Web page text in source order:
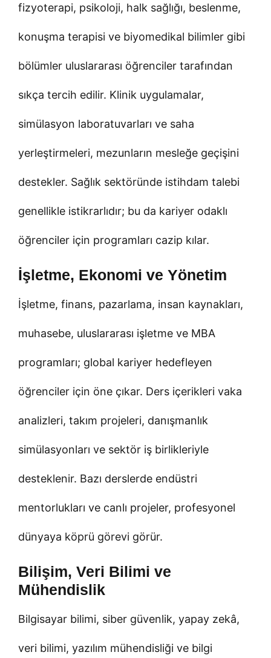
fizyoterapi, psikoloji, halk sağlığı, beslenme,
konuşma terapisi ve biyomedikal bilimler gibi
bölümler uluslararası öğrenciler tarafından
sıkça tercih edilir. Klinik uygulamalar,
simülasyon laboratuvarları ve saha
yerleştirmeleri, mezunların mesleğe geçişini
destekler. Sağlık sektöründe istihdam talebi
genellikle istikrarlıdır; bu da kariyer odaklı
öğrenciler için programları cazip kılar.
İşletme, Ekonomi ve Yönetim
İşletme, finans, pazarlama, insan kaynakları,
muhasebe, uluslararası işletme ve MBA
programları; global kariyer hedefleyen
öğrenciler için öne çıkar. Ders içerikleri vaka
analizleri, takım projeleri, danışmanlık
simülasyonları ve sektör iş birlikleriyle
desteklenir. Bazı derslerde endüstri
mentorlukları ve canlı projeler, profesyonel
dünyaya köprü görevi görür.
Bilişim, Veri Bilimi ve
Mühendislik
Bilgisayar bilimi, siber güvenlik, yapay zekâ,
veri bilimi, yazılım mühendisliği ve bilgi